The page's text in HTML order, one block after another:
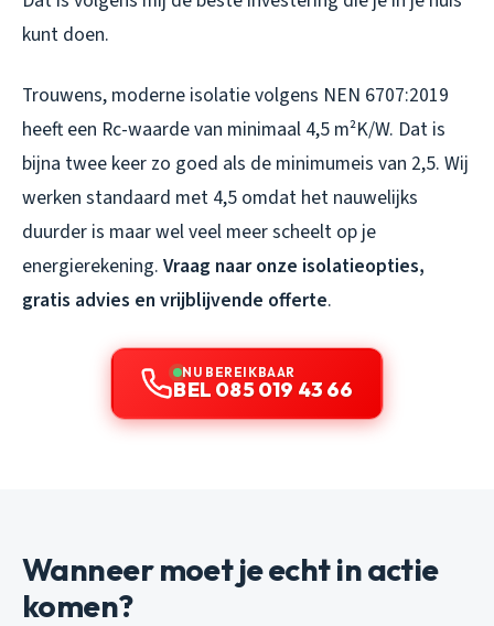
kunt doen.
Trouwens, moderne isolatie volgens NEN 6707:2019
heeft een Rc-waarde van minimaal 4,5 m²K/W. Dat is
bijna twee keer zo goed als de minimumeis van 2,5. Wij
werken standaard met 4,5 omdat het nauwelijks
duurder is maar wel veel meer scheelt op je
energierekening. Vraag naar onze isolatieopties,
gratis advies en vrijblijvende offerte.
NU BEREIKBAAR
BEL 085 019 43 66
Wanneer moet je echt in actie
komen?